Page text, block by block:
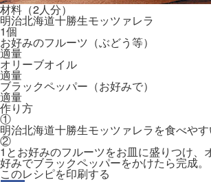
材料（2人分）
明治北海道十勝生モッツァレラ
1個
お好みのフルーツ（ぶどう等）
適量
オリーブオイル
適量
ブラックペッパー（お好みで）
適量
作り方
①
明治北海道十勝生モッツァレラを食べやす
②
1とお好みのフルーツをお皿に盛りつけ、
好みでブラックペッパーをかけたら完成。
このレシピを印刷する